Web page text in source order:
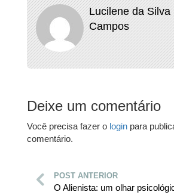
Lucilene da Silva
Campos
Deixe um comentário
Você precisa fazer o login para
comentário.
POST ANTERIOR
O Alienista: um olhar